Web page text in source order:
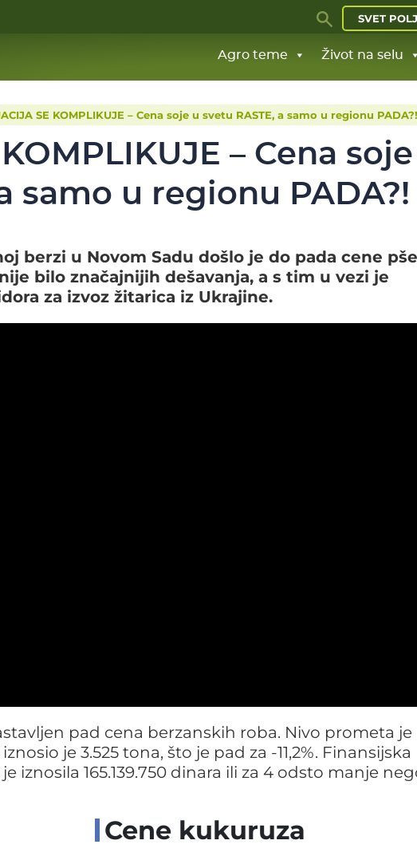
SVET
Agro teme Život na selu
SE KOMPLIKUJE – Cena soje u svetu RASTE, a samo u regionu PADA?!
– Cena
samo u regionu PADA?!
berzi u Novom Sadu došlo je do pada cene
bilo značajnijih dešavanja, a s tim u vezi je
za izvoz žitarica iz Ukrajine.
pad cena berzanskih roba. Nivo prometa je
je 3.525 tona, što je pad za -11,2%. Finansijska
iznosila 165.139.750 dinara ili za 4 odsto manje
Cene kukuruza